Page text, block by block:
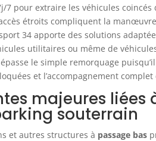
7 pour extraire les véhicules
étroits compliquent la
34 apporte des solutions
utilitaires ou même de
le simple remorquage
et l’accompagnement
majeures
souterrain
et autres structures à passage bas